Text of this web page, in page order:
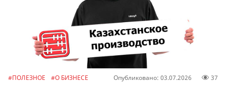
#ПОЛЕЗНОЕ #О БИЗНЕСЕ Опубликовано: 03.07.2026 37